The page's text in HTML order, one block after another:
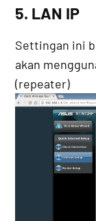
5. LAN IP
Settingan ini
akan
(repeater)